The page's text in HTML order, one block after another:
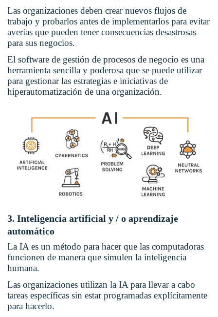
Las organizaciones deben crear nuevos flujos de
trabajo y probarlos antes de implementarlos para evitar
averías que pueden tener consecuencias desastrosas
para sus negocios.
El software de gestión de procesos de negocio es una
herramienta sencilla y poderosa que se puede utilizar
para gestionar las estrategias e iniciativas de
hiperautomatización de una organización.
3. Inteligencia artificial y / o aprendizaje
automático
La IA es un método para hacer que las computadoras
funcionen de manera que simulen la inteligencia
humana.
Las organizaciones utilizan la IA para llevar a cabo
tareas específicas sin estar programadas explícitamente
para hacerlo.